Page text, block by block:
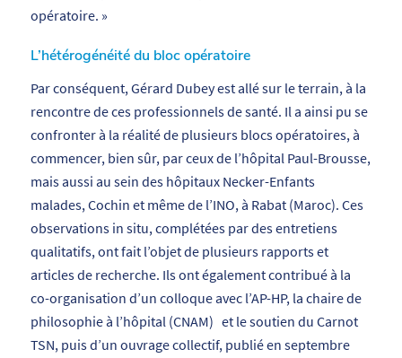
opératoire. »
L’hétérogénéité du bloc opératoire
Par conséquent, Gérard Dubey est allé sur le terrain, à la
rencontre de ces professionnels de santé. Il a ainsi pu se
confronter à la réalité de plusieurs blocs opératoires, à
commencer, bien sûr, par ceux de l’hôpital Paul-Brousse,
mais aussi au sein des hôpitaux Necker-Enfants
malades, Cochin et même de l’INO, à Rabat (Maroc). Ces
observations in situ, complétées par des entretiens
qualitatifs, ont fait l’objet de plusieurs rapports et
articles de recherche. Ils ont également contribué à la
co-organisation d’un colloque avec l’AP-HP, la chaire de
philosophie à l’hôpital (CNAM) et le soutien du Carnot
TSN, puis d’un ouvrage collectif, publié en septembre